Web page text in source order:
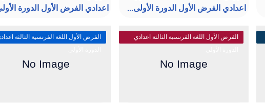
اعدادي الفرض الأول الدورة الأولى...
اعدادي الفرض الأول الدورة
الفرض الأول اللغة الفرنسية الثالثة اعدادي
الفرض الأول اللغة الفرنسية الثالثة